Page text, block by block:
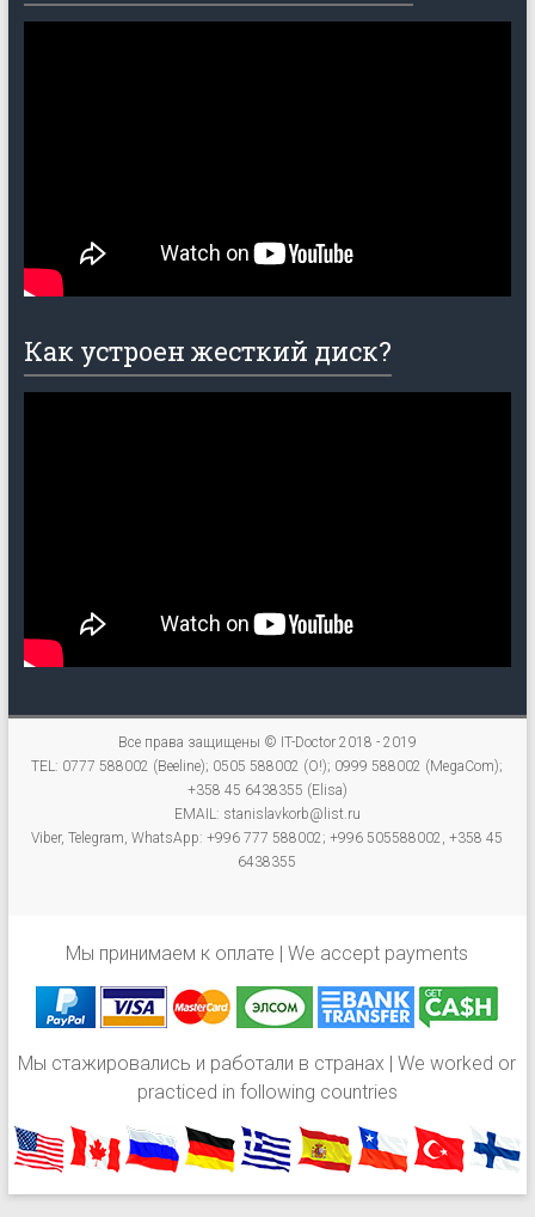
Как устроен жесткий диск?
Все права защищены © IT-Doctor 2018 - 2019
TEL: 0777 588002 (Beeline); 0505 588002 (O!); 0999 588002 (MegaCom);
+358 45 6438355 (Elisa)
EMAIL: stanislavkorb@list.ru
Viber, Telegram, WhatsApp: +996 777 588002; +996 505588002, +358 45
6438355
Мы принимаем к оплате | We accept payments
Мы стажировались и работали в странах | We worked or
practiced in following countries